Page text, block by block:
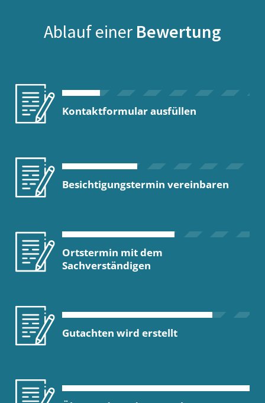
Ablauf einer Bewertung
Kontaktformular ausfüllen
Besichtigungstermin vereinbaren
Ortstermin mit dem
Sachverständigen
Gutachten wird erstellt